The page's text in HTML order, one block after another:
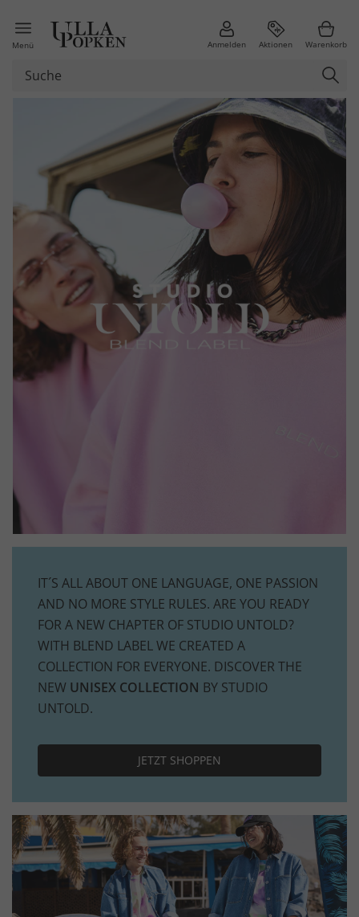
Menü Anmelden Aktionen Warenkorb
IT´S ALL ABOUT ONE LANGUAGE, ONE PASSION
AND NO MORE STYLE RULES. ARE YOU READY
FOR A NEW CHAPTER OF STUDIO UNTOLD?
WITH BLEND LABEL WE CREATED A
COLLECTION FOR EVERYONE. DISCOVER THE
NEW UNISEX COLLECTION BY STUDIO
UNTOLD.
JETZT SHOPPEN